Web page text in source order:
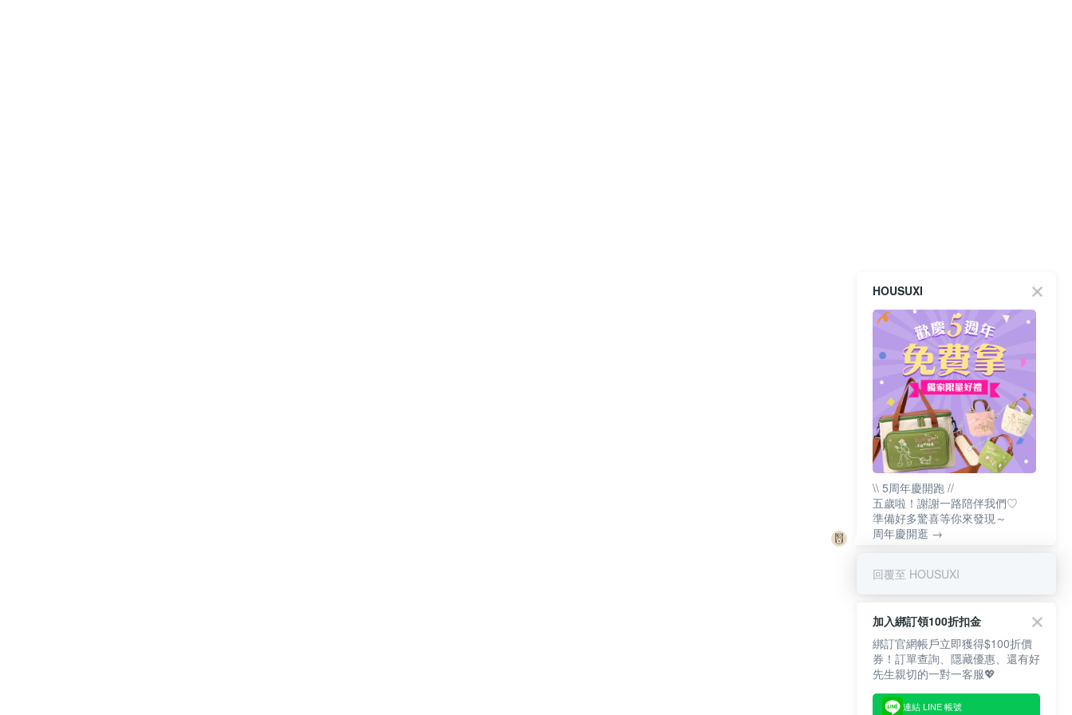
HOUSUXI
\\ 5周年慶開跑 //
五歲啦！謝謝一路陪伴我們♡
準備好多驚喜等你來發現～
周年慶開逛 →
回覆至 HOUSUXI
加入綁訂領100折扣金
綁訂官網帳戶立即獲得$100折價
券！訂單查詢、隱藏優惠、還有好
先生親切的一對一客服💖
連結 LINE 帳號